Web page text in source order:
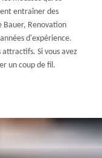
entraîner des
Renovation
d'expérience.
Si vous avez
un coup de fil.